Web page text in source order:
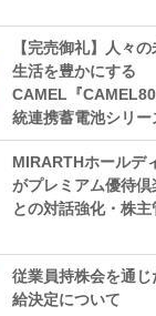
【完売御礼】人々
生活を豊かにする
CAMEL『
統連携蓄電池シリ
MIRARTHホールデ
がプレミアム優待
との対話強化・株
従業員持株会を通
給決定について